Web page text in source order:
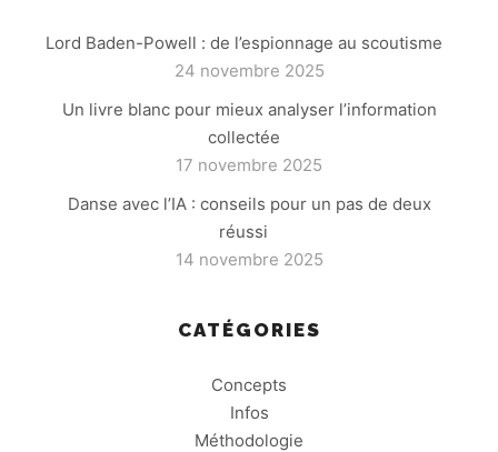
Lord Baden-Powell : de l’espionnage au scoutisme
24 novembre 2025
Un livre blanc pour mieux analyser l’information
collectée
17 novembre 2025
Danse avec l’IA : conseils pour un pas de deux
réussi
14 novembre 2025
CATÉGORIES
Concepts
Infos
Méthodologie